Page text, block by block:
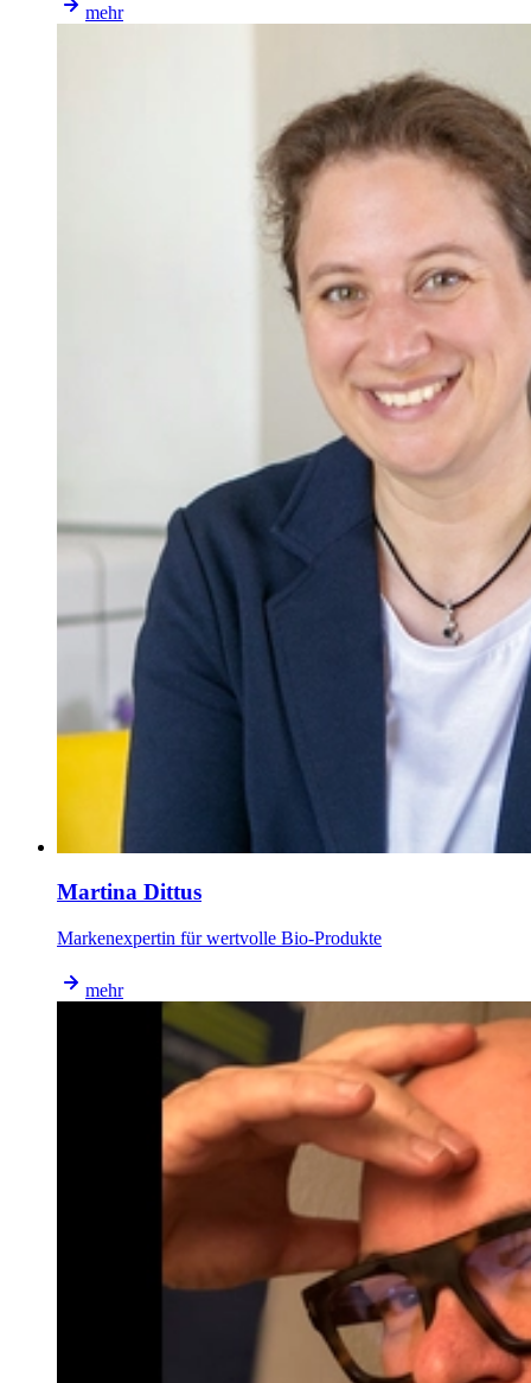
mehr
Martina Dittus
Markenexpertin für wertvolle Bio-Produkte
mehr